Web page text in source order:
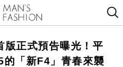
版正式預告曝光！平
「新F4」青春來襲